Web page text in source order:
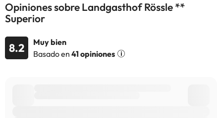
Opiniones sobre Landgasthof Rössle **
Superior
8.2
Muy bien
Basado en 41 opiniones